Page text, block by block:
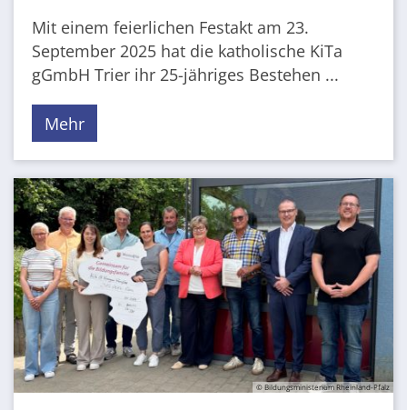
Mit einem feierlichen Festakt am 23.
September 2025 hat die katholische KiTa
gGmbH Trier ihr 25-jähriges Bestehen ...
Mehr
© Bildungsministerium Rheinland-Pfalz